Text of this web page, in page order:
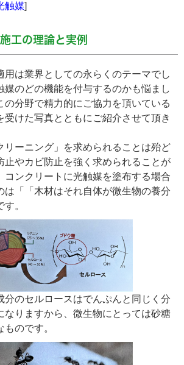
触媒]
工の理論と実例
用は業界としての永らくのテーマでし
媒のどの機能を付与するのかも悩まし
の分野で精力的にご協力を頂いている
受けた写真とともにご紹介させて頂き
リーニング」を求められることは殆ど
止やカビ防止を強く求められることが
コンクリートに光触媒を塗布する場合
は「「木材はそれ自体が微生物の養分
。
分のセルロースはでんぷんと同じく分
なりますから、微生物にとっては砂糖
のです。